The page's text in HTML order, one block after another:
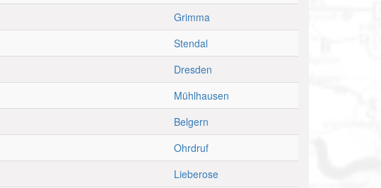
Grimma
Stendal
Dresden
Mühlhausen
Belgern
Ohrdruf
Lieberose